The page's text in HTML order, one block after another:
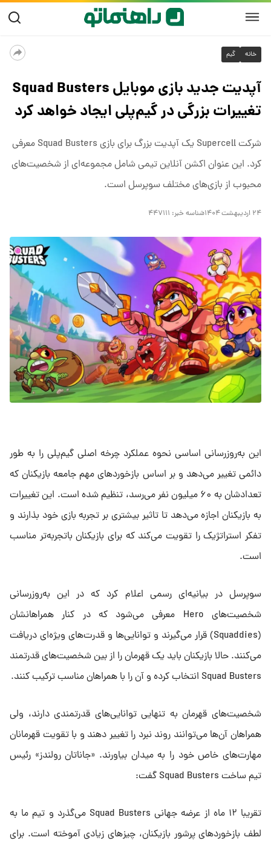
خانه گیم
آپدیت جدید بازی موبایل Squad Busters
تغییرات بزرگی در گیم‌پلی ایجاد خواهد کرد
شرکت Supercell یک آپدیت بزرگ برای بازی Squad Busters معرفی
کرد. این عنوان اکشن آنلاین تیمی شامل مجموعه‌ای از شخصیت‌های
محبوب از بازی‌های مختلف سوپرسل است.
۲۴ اردیبهشت ۱۴۰۴ شناسه خبر: ۴۴۷۱۱۱
این به‌روزرسانی اساسی نحوه عملکرد چرخه اصلی گیم‌پلی را به‌ طور
دائمی تغییر می‌دهد و بر اساس بازخوردهای مهم جامعه بازیکنان که
تعدادشان به ۶۰ میلیون نفر می‌رسد، تنظیم شده است. این تغییرات
به بازیکنان اجازه می‌دهد تا تاثیر بیشتری بر تجربه بازی خود بذارند و
تفکر استراتژیک را تقویت می‌کند که برای بازیکنان باتجربه‌تر مناسب
است.
سوپرسل در بیانیه‌ای رسمی اعلام کرد که در این به‌روزرسانی
شخصیت‌های Hero معرفی می‌شود که در کنار همراهانشان
(Squaddies) قرار می‌گیرند و توانایی‌ها و قدرت‌های ویژه‌ای دریافت
می‌کنند. حالا بازیکنان باید یک قهرمان را از بین شخصیت‌های قدرتمند
Squad Busters انتخاب کرده و آن را با همراهان مناسب ترکیب کنند.
شخصیت‌های قهرمان به‌ تنهایی توانایی‌های قدرتمندی دارند، ولی
همراهان آن‌ها می‌توانند روند نبرد را تغییر دهند و با تقویت قهرمانان
مهارت‌های خاص خود را به میدان بیاورند. «جاناتان رولندز» رئیس
تیم ساخت Squad Busters گفت:
تقریبا ۱۲ ماه از عرضه جهانی Squad Busters می‌گذرد و تیم ما به
لطف بازخوردهای پرشور بازیکنان، چیزهای زیادی آموخته است. برای